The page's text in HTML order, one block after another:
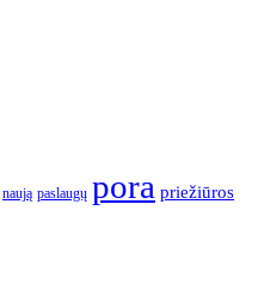
naują paslaugų pora priežiūros